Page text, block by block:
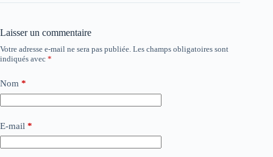
Laisser un commentaire
Votre adresse e-mail ne sera pas publiée. Les champs obligatoires sont
indiqués avec *
Nom *
E-mail *